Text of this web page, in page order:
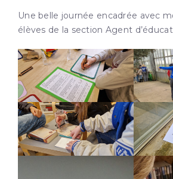
Une belle journée encadrée avec
élèves de la section Agent